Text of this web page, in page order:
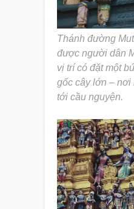
Thánh đường
được người dân
vị trí có đặt một
gốc cây lớn –
tới cầu nguyện.